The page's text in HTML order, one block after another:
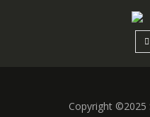
Copyright ©2025